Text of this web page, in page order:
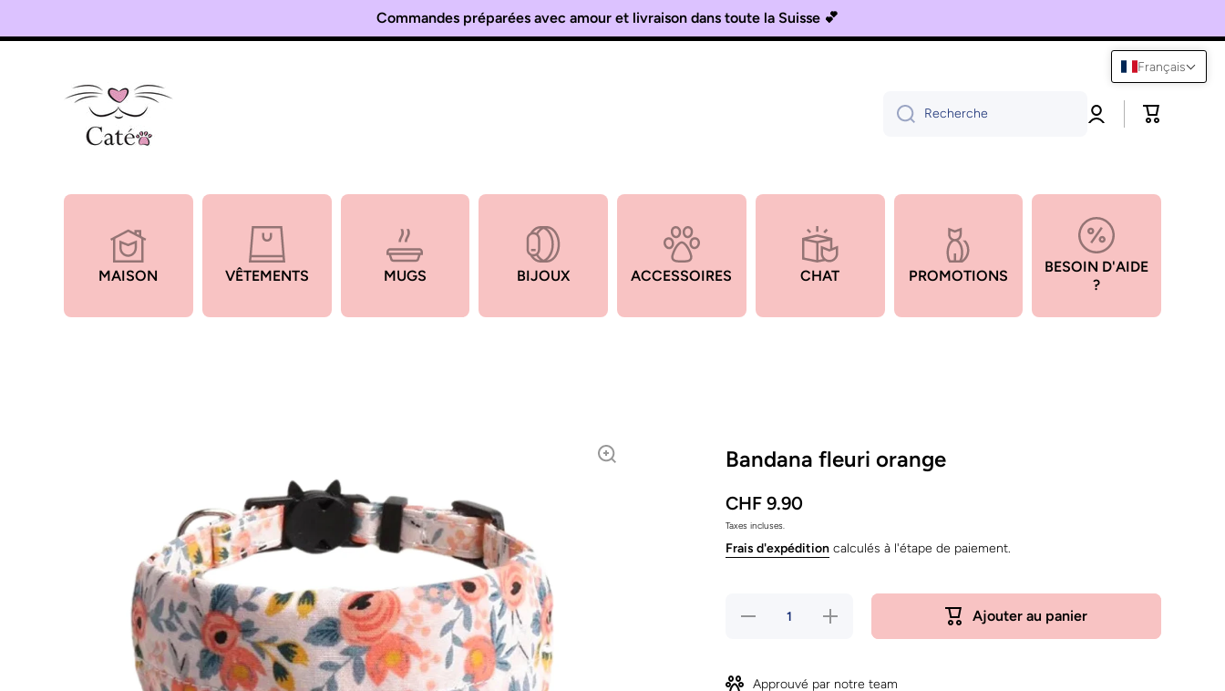
Vous aimez les chats ? Alors bienvenue chez Catéo 🐾
Commandes préparées avec amour et livraison dans toute la Suisse 💕
Recherche ConnexionPanier
MAISON VÊTEMENTS MUGS BIJOUX ACCESSOIRES CHAT PROMOTIONS
BESOIN D'AIDE
?
Bandana fleuri orange
CHF 9.90
Taxes incluses.
Frais d'expéditioncalculés à l'étape de paiement.
Réduire
fleuri
Augmenter
la quantité
orange
Ajouter au panier
Approuvé par notre team
Français